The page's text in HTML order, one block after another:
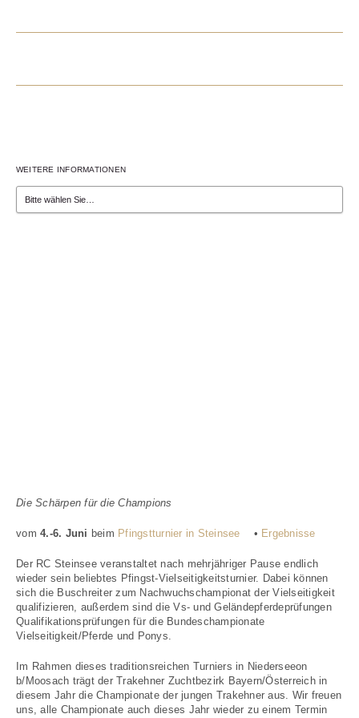
WEITERE INFORMATIONEN
Die Schärpen für die Champions
vom 4.-6. Juni beim Pfingstturnier in Steinsee • Ergebnisse
Der RC Steinsee veranstaltet nach mehrjähriger Pause endlich
wieder sein beliebtes Pfingst-Vielseitigkeitsturnier. Dabei können
sich die Buschreiter zum Nachwuchschampionat der Vielseitigkeit
qualifizieren, außerdem sind die Vs- und Geländepferdeprüfungen
Qualifikationsprüfungen für die Bundeschampionate
Vielseitigkeit/Pferde und Ponys.
Im Rahmen dieses traditionsreichen Turniers in Niederseeon
b/Moosach trägt der Trakehner Zuchtbezirk Bayern/Österreich in
diesem Jahr die Championate der jungen Trakehner aus. Wir freuen
uns, alle Championate auch dieses Jahr wieder zu einem Termin